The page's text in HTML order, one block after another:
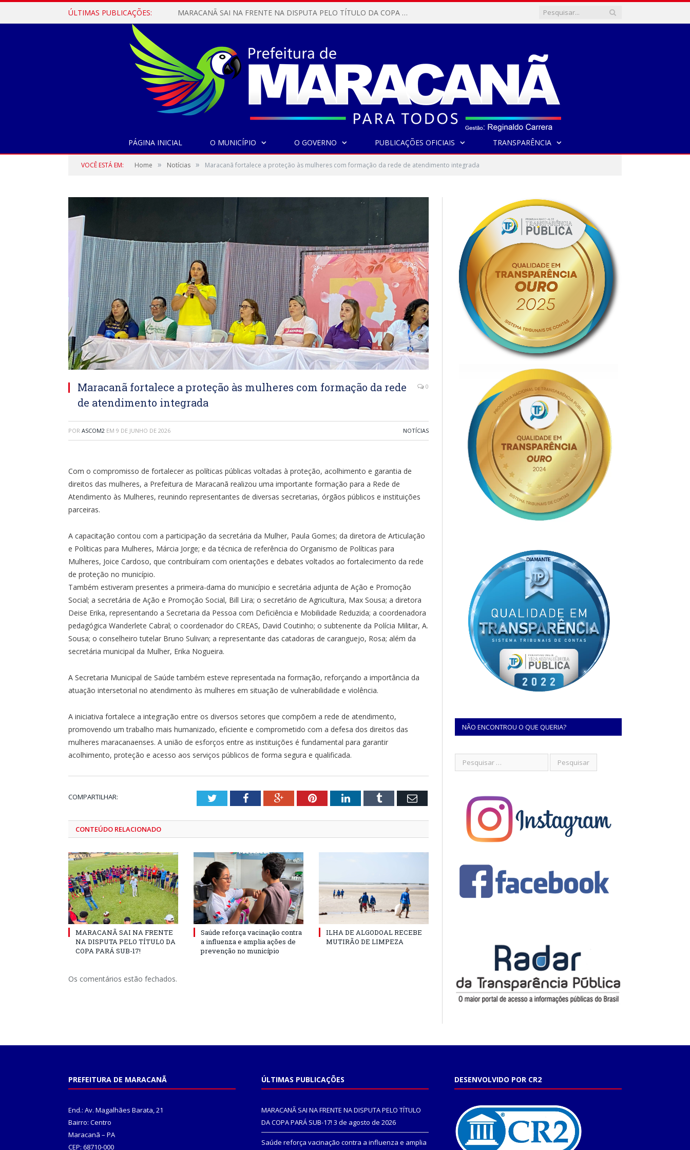
ÚLTIMAS PUBLICAÇÕES: MARACANÃ SAI NA FRENTE NA DISPUTA PELO TÍTULO DA COPA PARÁ SUB-17!
PÁGINA INICIAL O MUNICÍPIO O GOVERNO PUBLICAÇÕES OFICIAIS TRANSPARÊNCIA
VOCÊ ESTÁ EM: Home » Notícias » Maracanã fortalece a proteção às mulheres com formação da rede de atendimento integrada
Maracanã fortalece a proteção às mulheres com formação da rede
de atendimento integrada
0
POR ASCOM2 EM 9 DE JUNHO DE 2026 NOTÍCIAS
Com o compromisso de fortalecer as políticas públicas voltadas à proteção, acolhimento e garantia de
direitos das mulheres, a Prefeitura de Maracanã realizou uma importante formação para a Rede de
Atendimento às Mulheres, reunindo representantes de diversas secretarias, órgãos públicos e instituições
parceiras.
A capacitação contou com a participação da secretária da Mulher, Paula Gomes; da diretora de Articulação
e Políticas para Mulheres, Márcia Jorge; e da técnica de referência do Organismo de Políticas para
Mulheres, Joice Cardoso, que contribuíram com orientações e debates voltados ao fortalecimento da rede
de proteção no município.
Também estiveram presentes a primeira-dama do município e secretária adjunta de Ação e Promoção
Social; a secretária de Ação e Promoção Social, Bill Lira; o secretário de Agricultura, Max Sousa; a diretora
Deise Erika, representando a Secretaria da Pessoa com Deficiência e Mobilidade Reduzida; a coordenadora
pedagógica Wanderlete Cabral; o coordenador do CREAS, David Coutinho; o subtenente da Polícia Militar, A.
Sousa; o conselheiro tutelar Bruno Sulivan; a representante das catadoras de caranguejo, Rosa; além da
secretária municipal da Mulher, Erika Nogueira.
A Secretaria Municipal de Saúde também esteve representada na formação, reforçando a importância da
atuação intersetorial no atendimento às mulheres em situação de vulnerabilidade e violência.
A iniciativa fortalece a integração entre os diversos setores que compõem a rede de atendimento,
promovendo um trabalho mais humanizado, eficiente e comprometido com a defesa dos direitos das
mulheres maracanaenses. A união de esforços entre as instituições é fundamental para garantir
acolhimento, proteção e acesso aos serviços públicos de forma segura e qualificada.
COMPARTILHAR: TwitterFacebookGoogle+PinterestLinkedInTumblr Email
CONTEÚDO RELACIONADO
MARACANÃ SAI NA FRENTE
NA DISPUTA PELO TÍTULO DA
COPA PARÁ SUB-17!
Saúde reforça vacinação contra
a influenza e amplia ações de
prevenção no município
ILHA DE ALGODOAL RECEBE
MUTIRÃO DE LIMPEZA
Os comentários estão fechados.
NÃO ENCONTROU O QUE QUERIA?
PREFEITURA DE MARACANÃ
End.: Av. Magalhães Barata, 21
Bairro: Centro
Maracanã – PA
CEP: 68710-000
ÚLTIMAS PUBLICAÇÕES
MARACANÃ SAI NA FRENTE NA DISPUTA PELO TÍTULO
DA COPA PARÁ SUB-17! 3 de agosto de 2026
Saúde reforça vacinação contra a influenza e amplia
DESENVOLVIDO POR CR2